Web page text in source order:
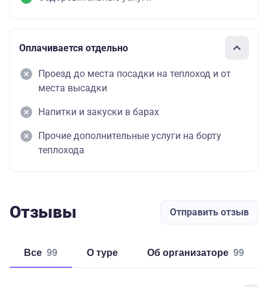
Оплачивается отдельно
Проезд до места посадки на теплоход и от
места высадки
Напитки и закуски в барах
Прочие дополнительные услуги на борту
теплохода
Отзывы Отправить отзыв
Все 99 о туре об организаторе 99